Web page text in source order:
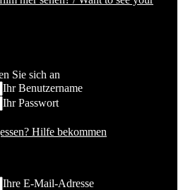
Sie sich an
Ihr Benutzername
Ihr Passwort
Hilfe bekommen
Ihre E-Mail-Adresse